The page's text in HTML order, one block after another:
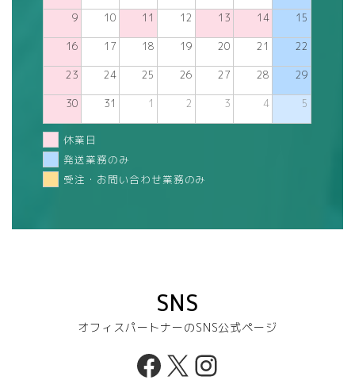
9 10 11 12 13 14 15
16 17 18 19 20 21 22
23 24 25 26 27 28 29
30 31 1 2 3 4 5
休業日
発送業務のみ
受注・お問い合わせ業務のみ
SNS
オフィスパートナーのSNS公式ページ
Facebook
X Instagram